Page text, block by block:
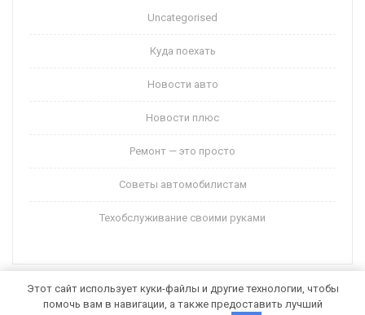
Uncategorised
Куда поехать
Новости авто
Новости плюс
Ремонт — это просто
Советы автомобилистам
Техобслуживание своими руками
Этот сайт использует куки-файлы и другие технологии, чтобы
помочь вам в навигации, а также предоставить лучший